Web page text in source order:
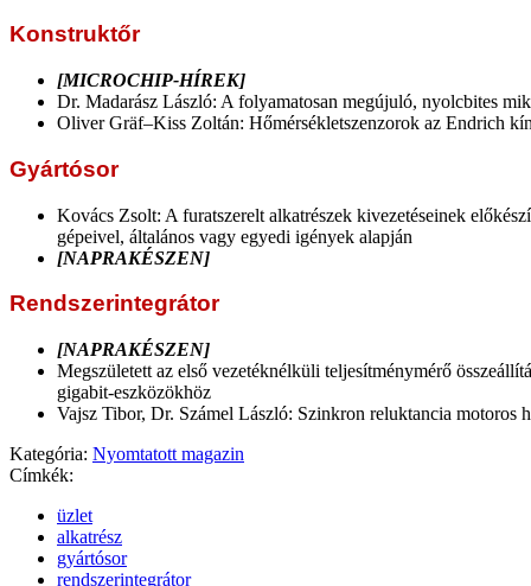
Konstruktőr
[MICROCHIP-HÍREK]
Dr. Madarász László: A folyamatosan megújuló, nyolcbites
Oliver Gräf–Kiss Zoltán: Hőmérsékletszenzorok az Endrich
Gyártósor
Kovács Zsolt: A furatszerelt alkatrészek kivezetéseinek
gépeivel, általános vagy egyedi igények alapján
[NAPRAKÉSZEN]
Rendszerintegrátor
[NAPRAKÉSZEN]
Megszületett az első vezetéknélküli teljesítménymérő
gigabit-eszközökhöz
Vajsz Tibor, Dr. Számel László: Szinkron reluktancia motoros
Kategória: Nyomtatott magazin
Címkék:
üzlet
alkatrész
gyártósor
rendszerintegrátor